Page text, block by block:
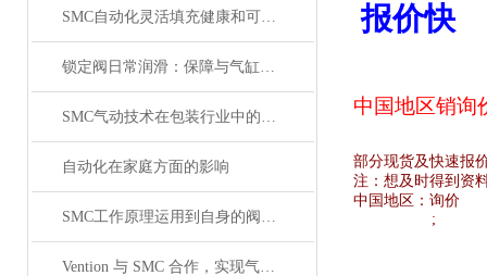
SMC自动化灵活填充健康和可持续食品
锁定阀日常润滑：保障与气缸联动时的顺畅性
SMC气动技术在包装行业中的研究
自动化在家庭方面的影响
SMC工作原理运用到自身的阀体原理介绍
Vention 与 SMC 合作，实现气动设备的数字化工程
报价快
中国地区销询
部分现货及快速报
注：想及时得到资
中国地区： 询价
;